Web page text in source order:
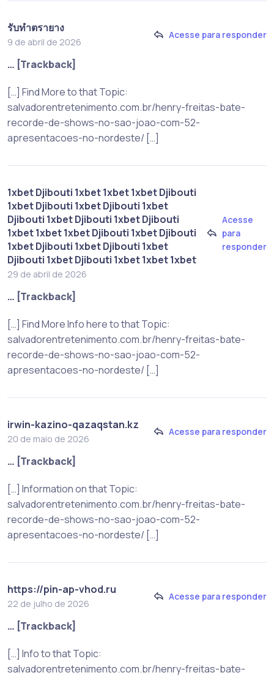
รับทำตรายาง
9 de abril de 2026
Acesse para responder
… [Trackback]
[…] Find More to that Topic:
salvadorentretenimento.com.br/henry-freitas-bate-
recorde-de-shows-no-sao-joao-com-52-
apresentacoes-no-nordeste/ […]
1xbet Djibouti 1xbet 1xbet 1xbet Djibouti
1xbet Djibouti 1xbet Djibouti 1xbet
Djibouti 1xbet Djibouti 1xbet Djibouti
1xbet 1xbet 1xbet Djibouti 1xbet Djibouti
1xbet Djibouti 1xbet Djibouti 1xbet
Djibouti 1xbet Djibouti 1xbet 1xbet 1xbet
29 de abril de 2026
Acesse
para
responder
… [Trackback]
[…] Find More Info here to that Topic:
salvadorentretenimento.com.br/henry-freitas-bate-
recorde-de-shows-no-sao-joao-com-52-
apresentacoes-no-nordeste/ […]
irwin-kazino-qazaqstan.kz
20 de maio de 2026
Acesse para responder
… [Trackback]
[…] Information on that Topic:
salvadorentretenimento.com.br/henry-freitas-bate-
recorde-de-shows-no-sao-joao-com-52-
apresentacoes-no-nordeste/ […]
https://pin-ap-vhod.ru
22 de julho de 2026
Acesse para responder
… [Trackback]
[…] Info to that Topic:
salvadorentretenimento.com.br/henry-freitas-bate-